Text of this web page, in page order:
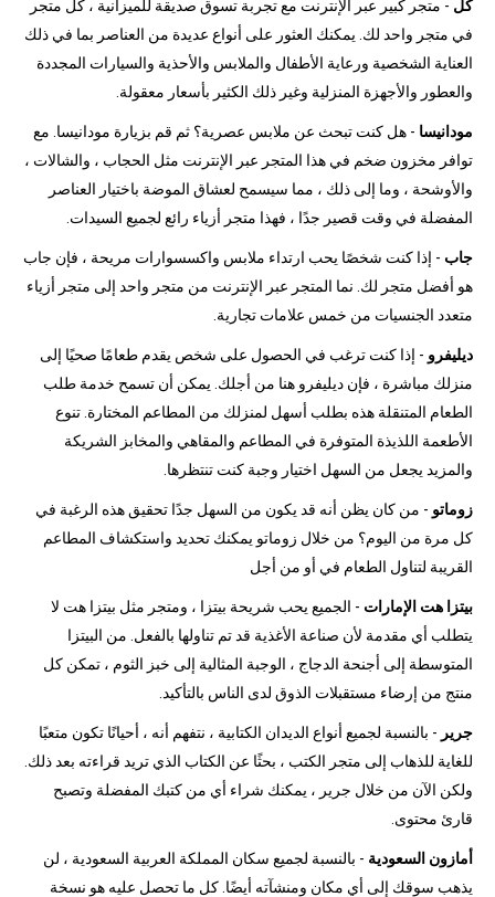
كل - متجر كبير عبر الإنترنت مع تجربة تسوق صديقة للميزانية ، كل متجر
في متجر واحد لك. يمكنك العثور على أنواع عديدة من العناصر بما في ذلك
العناية الشخصية ورعاية الأطفال والملابس والأحذية والسيارات المجددة
والعطور والأجهزة المنزلية وغير ذلك الكثير بأسعار معقولة.
مودانيسا - هل كنت تبحث عن ملابس عصرية؟ ثم قم بزيارة مودانيسا. مع
توافر مخزون ضخم في هذا المتجر عبر الإنترنت مثل الحجاب ، والشالات ،
والأوشحة ، وما إلى ذلك ، مما سيسمح لعشاق الموضة باختيار العناصر
المفضلة في وقت قصير جدًا ، فهذا متجر أزياء رائع لجميع السيدات.
جاب - إذا كنت شخصًا يحب ارتداء ملابس واكسسوارات مريحة ، فإن جاب
هو أفضل متجر لك. نما المتجر عبر الإنترنت من متجر واحد إلى متجر أزياء
متعدد الجنسيات من خمس علامات تجارية.
ديليفرو - إذا كنت ترغب في الحصول على شخص يقدم طعامًا صحيًا إلى
منزلك مباشرة ، فإن ديليفرو هنا من أجلك. يمكن أن تسمح خدمة طلب
الطعام المتنقلة هذه بطلب أسهل لمنزلك من المطاعم المختارة. تنوع
الأطعمة اللذيذة المتوفرة في المطاعم والمقاهي والمخابز الشريكة
والمزيد يجعل من السهل اختيار وجبة كنت تنتظرها.
زوماتو - من كان يظن أنه قد يكون من السهل جدًا تحقيق هذه الرغبة في
كل مرة من اليوم؟ من خلال زوماتو يمكنك تحديد واستكشاف المطاعم
القريبة لتناول الطعام في أو من أجل
بيتزا هت الإمارات - الجميع يحب شريحة بيتزا ، ومتجر مثل بيتزا هت لا
يتطلب أي مقدمة لأن صناعة الأغذية قد تم تناولها بالفعل. من البيتزا
المتوسطة إلى أجنحة الدجاج ، الوجبة المثالية إلى خبز الثوم ، تمكن كل
منتج من إرضاء مستقبلات الذوق لدى الناس بالتأكيد.
جرير - بالنسبة لجميع أنواع الديدان الكتابية ، نتفهم أنه ، أحيانًا تكون متعبًا
للغاية للذهاب إلى متجر الكتب ، بحثًا عن الكتاب الذي تريد قراءته بعد ذلك.
ولكن الآن من خلال جرير ، يمكنك شراء أي من كتبك المفضلة وتصبح
قارئ محتوى.
أمازون السعودية - بالنسبة لجميع سكان المملكة العربية السعودية ، لن
يذهب سوقك إلى أي مكان ومنشآته أيضًا. كل ما تحصل عليه هو نسخة